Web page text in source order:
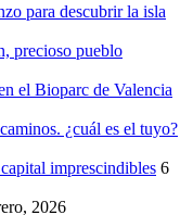
para descubrir la isla
precioso pueblo
el Bioparc de Valencia
¿cuál es el tuyo?
imprescindibles 6
2026